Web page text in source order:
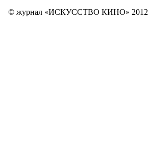
© журнал «ИСКУССТВО КИНО» 2012